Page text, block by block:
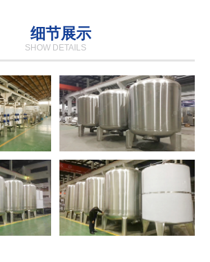
细节展示
SHOW DETAILS